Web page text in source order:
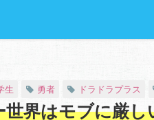
生 勇者 ドラドラプラス
世界はモブに厳し